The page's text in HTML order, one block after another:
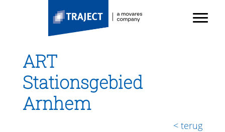
inhoud
ART
Stationsgebied
Arnhem
< terug